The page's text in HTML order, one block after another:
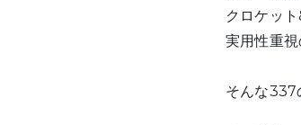
クロケッ
実用性重視
そんな337